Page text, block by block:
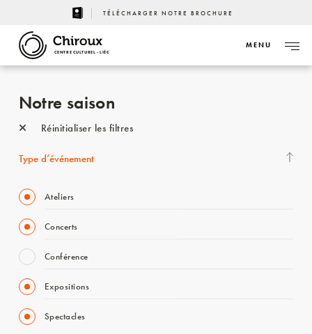
TÉLÉCHARGER NOTRE BROCHURE
CENTRE CULTUREL - LIÈGE
MENU
Notre saison
Réinitialiser les filtres
Type d’événement
Ateliers
Concerts
Conférence
Expositions
Spectacles